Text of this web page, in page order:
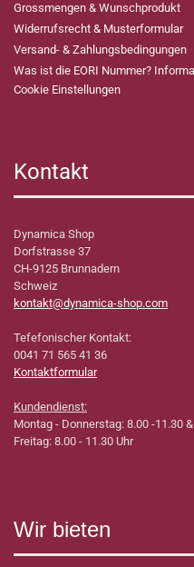
Grossmengen & Wunschprodukt
Widerrufsrecht & Musterformular
Versand- & Zahlungsbedingungen
Was ist die EORI Nummer?
Cookie Einstellungen
Kontakt
Dynamica Shop
Dorfstrasse 37
CH-9125 Brunnadern
Schweiz
kontakt@dynamica-shop.com
Tefefonischer Kontakt:
0041 71 565 41 36
Kontaktformular
Kundendienst:
Montag - Donnerstag: 8.00 -11.30
Freitag: 8.00 - 11.30 Uhr
Wir bieten